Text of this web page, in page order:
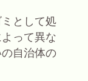
として処
って異な
自治体の